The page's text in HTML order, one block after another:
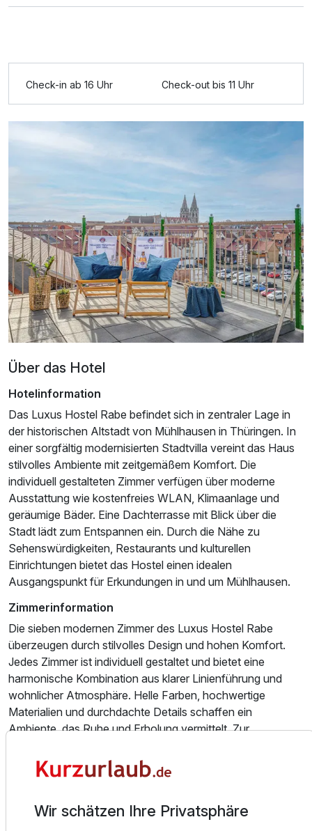
Für 4 Tage p.P. ab175,50 €
Check-in ab 16 Uhr Check-out bis 11 Uhr
Über das Hotel
Hotelinformation
Das Luxus Hostel Rabe befindet sich in zentraler Lage in
der historischen Altstadt von Mühlhausen in Thüringen. In
einer sorgfältig modernisierten Stadtvilla vereint das Haus
stilvolles Ambiente mit zeitgemäßem Komfort. Die
individuell gestalteten Zimmer verfügen über moderne
Ausstattung wie kostenfreies WLAN, Klimaanlage und
geräumige Bäder. Eine Dachterrasse mit Blick über die
Stadt lädt zum Entspannen ein. Durch die Nähe zu
Sehenswürdigkeiten, Restaurants und kulturellen
Einrichtungen bietet das Hostel einen idealen
Ausgangspunkt für Erkundungen in und um Mühlhausen.
Zimmerinformation
Die sieben modernen Zimmer des Luxus Hostel Rabe
überzeugen durch stilvolles Design und hohen Komfort.
Jedes Zimmer ist individuell gestaltet und bietet eine
harmonische Kombination aus klarer Linienführung und
wohnlicher Atmosphäre. Helle Farben, hochwertige
Materialien und durchdachte Details schaffen ein
Ambiente, das Ruhe und Erholung vermittelt. Zur
kostenfreies WLAN sowie eine Klimaanlage. Dank der
schallgeschützten Fenster lässt sich die zentrale Lage
Essen und Trinken
Wir schätzen Ihre Privatsphäre